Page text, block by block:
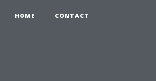
HOME CONTACT